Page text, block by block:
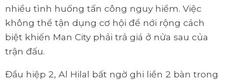
nhiều tình huống tấn công nguy hiểm. Việc
không thể tận dụng cơ hội để nới rộng cách
biệt khiến Man City phải trả giá ở nửa sau của
trận đấu.
Đầu hiệp 2, Al Hilal bất ngờ ghi liền 2 bàn trong